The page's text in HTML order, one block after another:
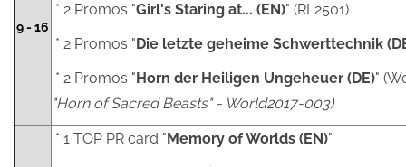
9 - 16
* 2 Promos "Girl's Staring at... (EN)" (RL2501)
* 2 Promos " Die letzte geheime Schwerttechnik
* 2 Promos " Horn der Heiligen Ungeheuer (DE)"
"Horn of Sacred Beasts" - World2017-003)
* 1 TOP PR card " Memory of Worlds (EN)"